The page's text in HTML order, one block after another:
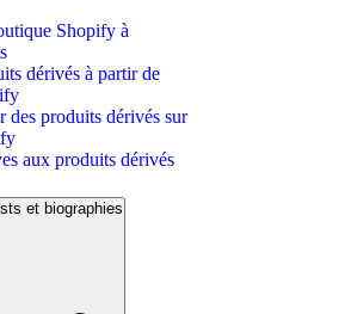
Shopify à
dérivés à partir de
des produits dérivés sur
aux produits dérivés
et biographies